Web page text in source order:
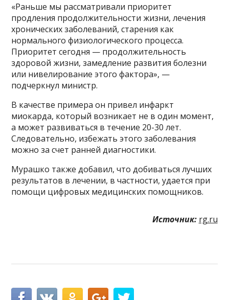
«Раньше мы рассматривали приоритет
продления продолжительности жизни, лечения
хронических заболеваний, старения как
нормального физиологического процесса.
Приоритет сегодня — продолжительность
здоровой жизни, замедление развития болезни
или нивелирование этого фактора», —
подчеркнул министр.
В качестве примера он привел инфаркт
миокарда, который возникает не в один момент,
а может развиваться в течение 20-30 лет.
Следовательно, избежать этого заболевания
можно за счет ранней диагностики.
Мурашко также добавил, что добиваться лучших
результатов в лечении, в частности, удается при
помощи цифровых медицинских помощников.
Источник: rg.ru